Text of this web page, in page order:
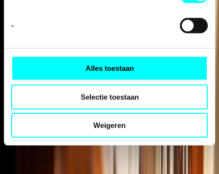
-
Alles toestaan
Selectie toestaan
Weigeren
Internationalisation